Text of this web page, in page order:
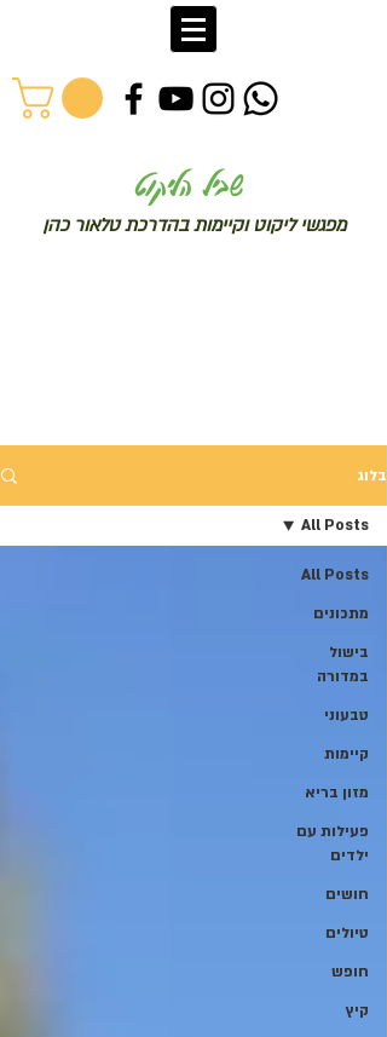
שביל הליקוט
מפגשי ליקוט וקיימות בהדרכת טלאור כהן
בלוג
All Posts
מתכונים
בישול
במדורה
טבעוני
קיימות
מזון בריא
פעילות עם
ילדים
חושים
טיולים
חופש
קיץ
All Posts